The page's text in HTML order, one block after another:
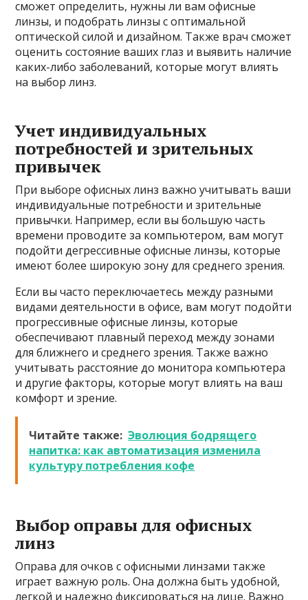
сможет определить, нужны ли вам офисные
линзы, и подобрать линзы с оптимальной
оптической силой и дизайном. Также врач сможет
оценить состояние ваших глаз и выявить наличие
каких-либо заболеваний, которые могут влиять
на выбор линз.
Учет индивидуальных
потребностей и зрительных
привычек
При выборе офисных линз важно учитывать ваши
индивидуальные потребности и зрительные
привычки. Например, если вы большую часть
времени проводите за компьютером, вам могут
подойти дегрессивные офисные линзы, которые
имеют более широкую зону для среднего зрения.
Если вы часто переключаетесь между разными
видами деятельности в офисе, вам могут подойти
прогрессивные офисные линзы, которые
обеспечивают плавный переход между зонами
для ближнего и среднего зрения. Также важно
учитывать расстояние до монитора компьютера
и другие факторы, которые могут влиять на ваш
комфорт и зрение.
Читайте также: Эволюция бодрящего
напитка: как автоматизация изменила
культуру потребления кофе
Выбор оправы для офисных
линз
Оправа для очков с офисными линзами также
играет важную роль. Она должна быть удобной,
легкой и надежно фиксироваться на лице. Важно